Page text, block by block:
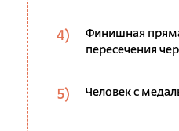
Финишная
пересечения
Человек с